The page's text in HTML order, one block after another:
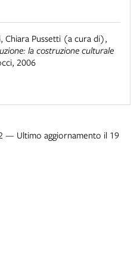
Chiara Pussetti (a cura di),
la costruzione culturale
, 2006
— Ultimo aggiornamento il 19